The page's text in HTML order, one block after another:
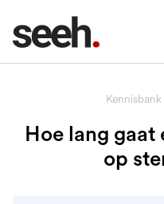
Kennisbank
Hoe lang
op